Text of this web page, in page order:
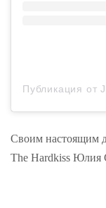
Публикация от
Своим настоящим
The Hardkiss Юлия